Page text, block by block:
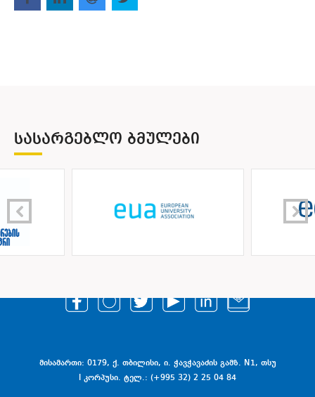
ᲡᲐᲡᲐᲠᲒᲔᲑᲚᲝ ᲑᲛᲣᲚᲔᲑᲘ
მისამართი: 0179, ქ. თბილისი, ი. ჭავჭავაძის გამზ. N1, თსუ
I კორპუსი. ტელ.: (+995 32) 2 25 04 84